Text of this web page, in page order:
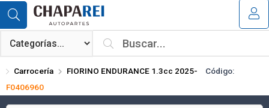
Compartir por email
¿Tienes cupón de descuento?
Carrocería FIORINO ENDURANCE 1.3cc 2025-
Código:
F0406960